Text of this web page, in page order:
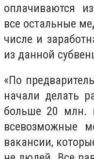
оплачиваются
все остальные
числе и
из данной
«По
начали делать
больше 20 млн.
всевозможные
вакансии,